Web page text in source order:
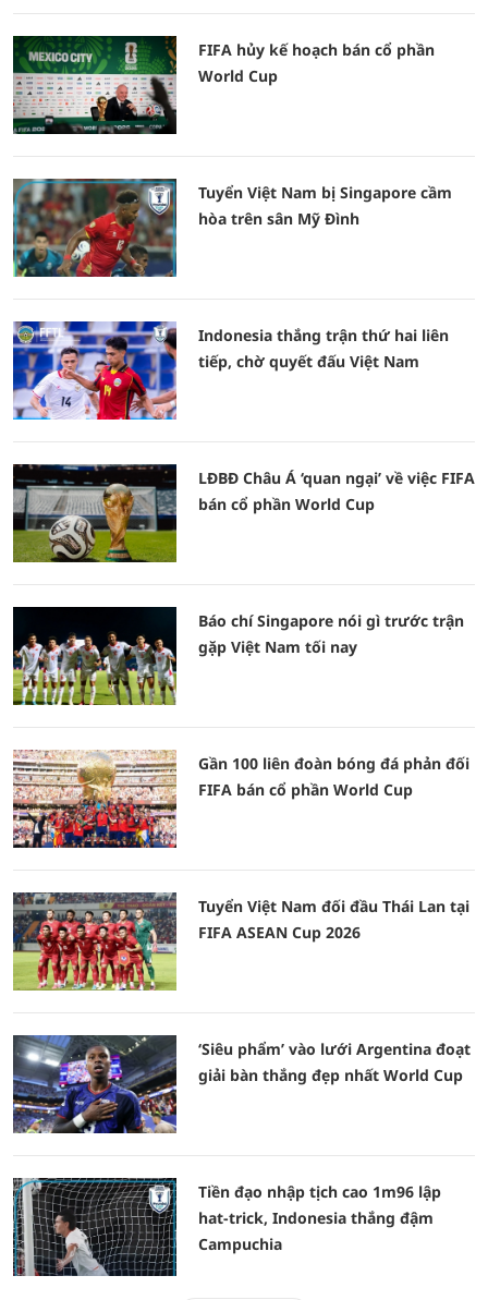
FIFA hủy kế hoạch bán cổ phần
World Cup
Tuyển Việt Nam bị Singapore cầm
hòa trên sân Mỹ Đình
Indonesia thắng trận thứ hai liên
tiếp, chờ quyết đấu Việt Nam
LĐBĐ Châu Á ‘quan ngại’ về việc FIFA
bán cổ phần World Cup
Báo chí Singapore nói gì trước trận
gặp Việt Nam tối nay
Gần 100 liên đoàn bóng đá phản đối
FIFA bán cổ phần World Cup
Tuyển Việt Nam đối đầu Thái Lan tại
FIFA ASEAN Cup 2026
‘Siêu phẩm’ vào lưới Argentina đoạt
giải bàn thắng đẹp nhất World Cup
Tiền đạo nhập tịch cao 1m96 lập
hat-trick, Indonesia thắng đậm
Campuchia